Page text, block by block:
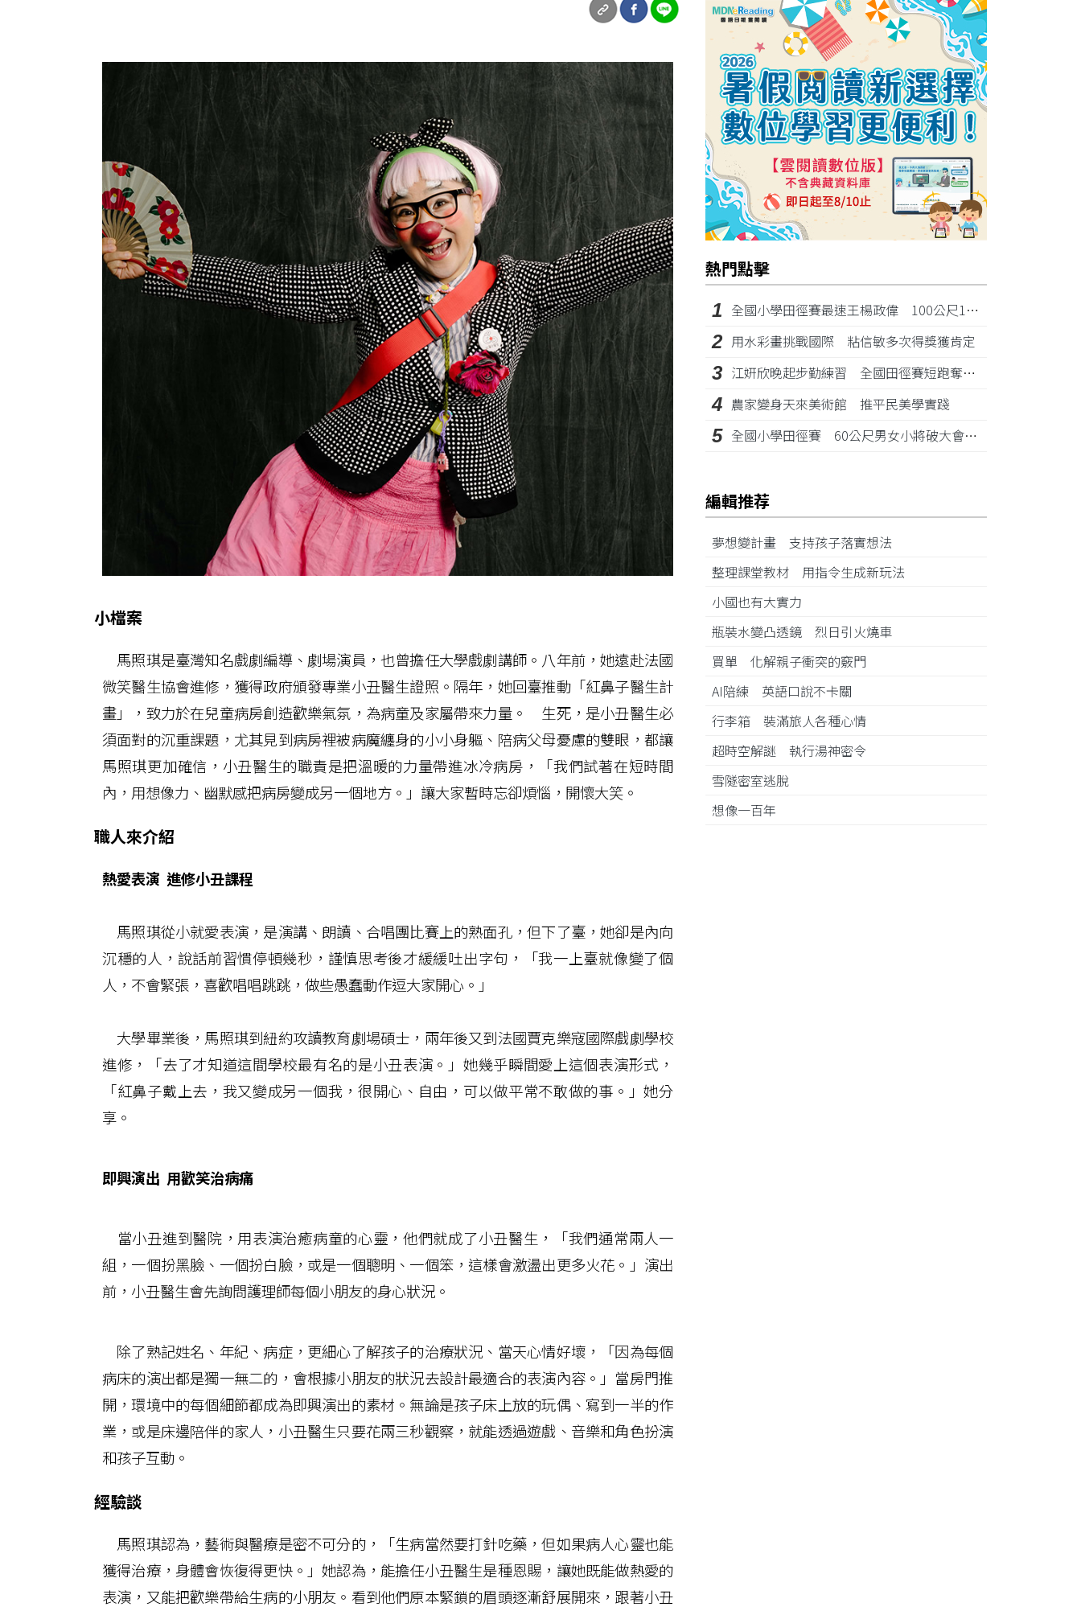
小檔案
馬照琪是臺灣知名戲劇編導、劇場演員，也曾擔任大學戲劇講師。八年前，她遠赴法國
微笑醫生協會進修，獲得政府頒發專業小丑醫生證照。隔年，她回臺推動「紅鼻子醫生計
畫」，致力於在兒童病房創造歡樂氣氛，為病童及家屬帶來力量。 生死，是小丑醫生必
須面對的沉重課題，尤其見到病房裡被病魔纏身的小小身軀、陪病父母憂慮的雙眼，都讓
馬照琪更加確信，小丑醫生的職責是把溫暖的力量帶進冰冷病房，「我們試著在短時間
內，用想像力、幽默感把病房變成另一個地方。」讓大家暫時忘卻煩惱，開懷大笑。
職人來介紹
熱愛表演 進修小丑課程
馬照琪從小就愛表演，是演講、朗讀、合唱團比賽上的熟面孔，但下了臺，她卻是內向
沉穩的人，說話前習慣停頓幾秒，謹慎思考後才緩緩吐出字句，「我一上臺就像變了個
人，不會緊張，喜歡唱唱跳跳，做些愚蠢動作逗大家開心。」
大學畢業後，馬照琪到紐約攻讀教育劇場碩士，兩年後又到法國賈克樂寇國際戲劇學校
進修，「去了才知道這間學校最有名的是小丑表演。」她幾乎瞬間愛上這個表演形式，
「紅鼻子戴上去，我又變成另一個我，很開心、自由，可以做平常不敢做的事。」她分
享。
即興演出 用歡笑治病痛
當小丑進到醫院，用表演治癒病童的心靈，他們就成了小丑醫生，「我們通常兩人一
組，一個扮黑臉、一個扮白臉，或是一個聰明、一個笨，這樣會激盪出更多火花。」演出
前，小丑醫生會先詢問護理師每個小朋友的身心狀況。
除了熟記姓名、年紀、病症，更細心了解孩子的治療狀況、當天心情好壞，「因為每個
病床的演出都是獨一無二的，會根據小朋友的狀況去設計最適合的表演內容。」當房門推
開，環境中的每個細節都成為即興演出的素材。無論是孩子床上放的玩偶、寫到一半的作
業，或是床邊陪伴的家人，小丑醫生只要花兩三秒觀察，就能透過遊戲、音樂和角色扮演
和孩子互動。
經驗談
馬照琪認為，藝術與醫療是密不可分的，「生病當然要打針吃藥，但如果病人心靈也能
獲得治療，身體會恢復得更快。」她認為，能擔任小丑醫生是種恩賜，讓她既能做熱愛的
表演，又能把歡樂帶給生病的小朋友。看到他們原本緊鎖的眉頭逐漸舒展開來，跟著小丑
熱門點擊
1 全國小學田徑賽最速王楊政偉 100公尺11秒87奪金
2 用水彩畫挑戰國際 粘信敏多次得獎獲肯定
3 江姸欣晚起步勤練習 全國田徑賽短跑奪金摘銅
4 農家變身天來美術館 推平民美學實踐
5 全國小學田徑賽 60公尺男女小將破大會紀錄
編輯推荐
夢想變計畫 支持孩子落實想法
整理課堂教材 用指令生成新玩法
小國也有大實力
瓶裝水變凸透鏡 烈日引火燒車
買單 化解親子衝突的竅門
AI陪練 英語口說不卡關
行李箱 裝滿旅人各種心情
超時空解謎 執行湯神密令
雪隧密室逃脫
想像一百年